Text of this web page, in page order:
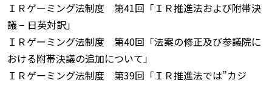
ＩＲゲーミング法制度 第41回「ＩＲ推進法および附帯決
議 − 日英対訳」
ＩＲゲーミング法制度 第40回「法案の修正及び参議院に
おける附帯決議の追加について」
ＩＲゲーミング法制度 第39回「ＩＲ推進法では”カジ